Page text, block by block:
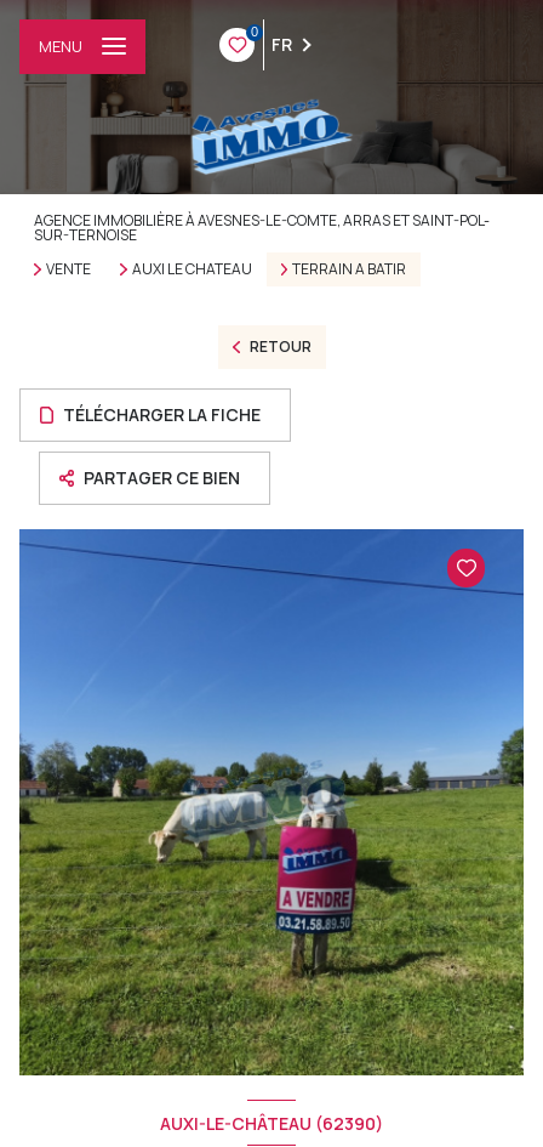
0
FR
MENU
AGENCE IMMOBILIÈRE À AVESNES-LE-COMTE, ARRAS ET SAINT-POL-
SUR-TERNOISE
VENTE
AUXI LE CHATEAU TERRAIN A BATIR
RETOUR
TÉLÉCHARGER LA FICHE
PARTAGER CE BIEN
AUXI-LE-CHÂTEAU (62390)